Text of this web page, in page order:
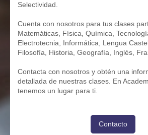
Selectividad.
Cuenta con nosotros para tus clases
Matemáticas, Física, Química,
Electrotecnia, Informática, Lengua
Filosofía, Historia, Geografía, Inglés,
Contacta con nosotros y obtén una
detallada de nuestras clases. En
tenemos un lugar para ti.
Contacto